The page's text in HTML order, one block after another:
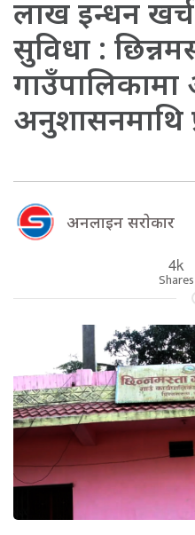
लाख इन्धन
सुविधा :
अनुशासनमाथि
अनलाइन सराेकार
4k
Shares